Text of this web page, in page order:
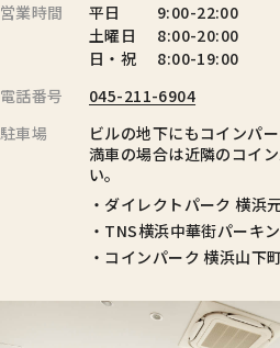
営業時間
平日
9:00-22:00
土曜日
8:00-20:00
日・祝
8:00-19:00
電話番号
045-211-6904
駐車場
ビルの地下にもコインパ
満車の場合は近隣のコイ
い。
・ダイレクトパーク 横浜
・TNS横浜中華街パーキ
・コインパーク 横浜山下